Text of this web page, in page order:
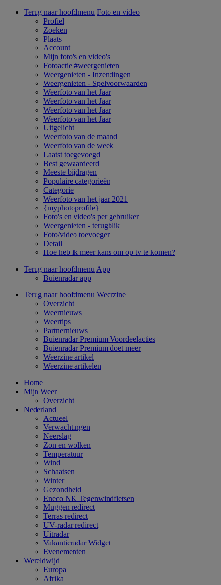
Terug naar hoofdmenu Foto en video
Profiel
Zoeken
Plaats
Account
Mijn foto's en video's
Fotoactie #weergenieten
Weergenieten - Inzendingen
Weergenieten - Spelvoorwaarden
Weerfoto van het Jaar
Weerfoto van het Jaar
Weerfoto van het Jaar
Weerfoto van het Jaar
Uitgelicht
Weerfoto van de maand
Weerfoto van de week
Laatst toegevoegd
Best gewaardeerd
Meeste bijdragen
Populaire categorieën
Categorie
Weerfoto van het jaar 2021
{myphotoprofile}
Foto's en video's per gebruiker
Weergenieten - terugblik
Foto/video toevoegen
Detail
Hoe heb ik meer kans om op tv te komen?
Terug naar hoofdmenu App
Buienradar app
Terug naar hoofdmenu Weerzine
Overzicht
Weernieuws
Weertips
Partnernieuws
Buienradar Premium Voordeelacties
Buienradar Premium doet meer
Weerzine artikel
Weerzine artikelen
Home
Mijn Weer
Overzicht
Nederland
Actueel
Verwachtingen
Neerslag
Zon en wolken
Temperatuur
Wind
Schaatsen
Winter
Gezondheid
Eneco NK Tegenwindfietsen
Muggen redirect
Terras redirect
UV-radar redirect
Uitradar
Vakantieradar Widget
Evenementen
Wereldwijd
Europa
Afrika